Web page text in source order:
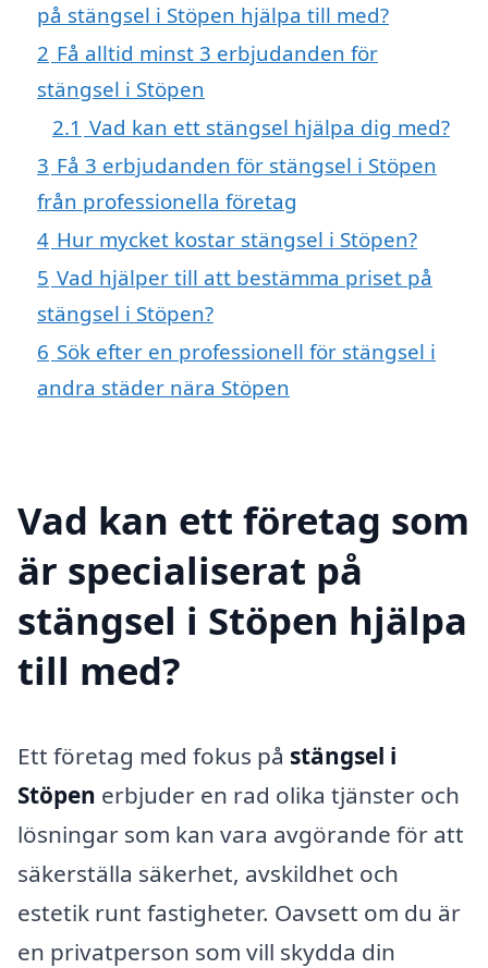
på stängsel i Stöpen hjälpa till med?
2 Få alltid minst 3 erbjudanden för
stängsel i Stöpen
2.1 Vad kan ett stängsel hjälpa dig med?
3 Få 3 erbjudanden för stängsel i Stöpen
från professionella företag
4 Hur mycket kostar stängsel i Stöpen?
5 Vad hjälper till att bestämma priset på
stängsel i Stöpen?
6 Sök efter en professionell för stängsel i
andra städer nära Stöpen
Vad kan ett företag som
är specialiserat på
stängsel i Stöpen hjälpa
till med?
Ett företag med fokus på stängsel i
Stöpen erbjuder en rad olika tjänster och
lösningar som kan vara avgörande för att
säkerställa säkerhet, avskildhet och
estetik runt fastigheter. Oavsett om du är
en privatperson som vill skydda din